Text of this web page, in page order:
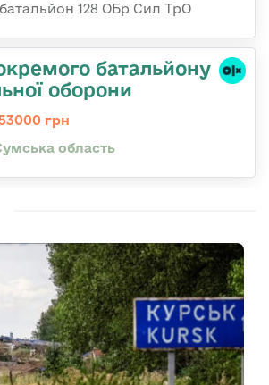
128 ОБр Сил ТрО
батальйону
оборони
грн
область